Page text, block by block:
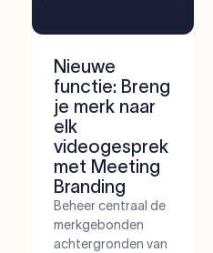
Nieuwe
functie: Breng
je merk naar
elk
videogesprek
met Meeting
Branding
Beheer centraal de
merkgebonden
achtergronden van